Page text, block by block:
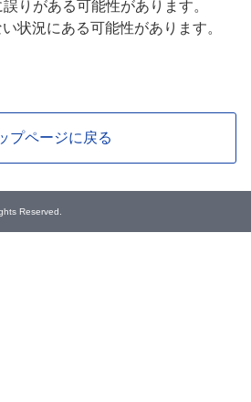
りがある可能性があります。
状況にある可能性があります。
プページに戻る
Reserved.